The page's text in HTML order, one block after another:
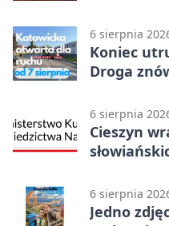
6 sierpnia
Koniec
Droga
6 sierpnia
Cieszyn
6 sierpnia
Jedno